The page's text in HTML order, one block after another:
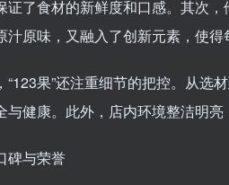
证了食材的新鲜度和口感。其次
汁原味，又融入了创新元素，使得
“123果”还注重细节的把控。从选
与健康。此外，店内环境整洁明
碑与荣誉